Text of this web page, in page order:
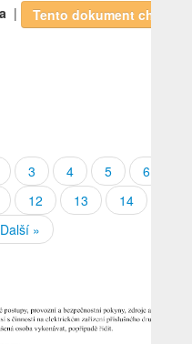
| Tento dokument chci!
3 4 5 6
12 13 14
Další »